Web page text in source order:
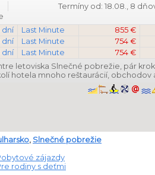
Termíny od: 18.08., 8
dní Last Minute 855 €
dní Last Minute 754 €
dní Last Minute 754 €
letoviska Slnečné pobrežie, pár
hotela mnoho reštaurácií, obchodov
, Slnečné pobrežie
zájazdy
rodiny s deťmi